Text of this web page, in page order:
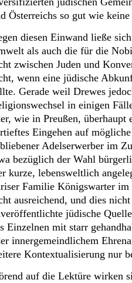
Österreichs so gut wie
diesen Einwand ließe
als auch die für die
zwischen Juden und
wenn eine jüdische
Gerade weil Drewes
in einigen
wie in Preußen,
Eingehen auf
Adelserwerber im
bezüglich der Wahl
kurze, lebensweltlich
Familie Königswarter
ausreichend, und dies
jüdische
Einzelnen mit starr
innergemeindlichem
Kontextualisierung nur
auf die Lektüre wirken